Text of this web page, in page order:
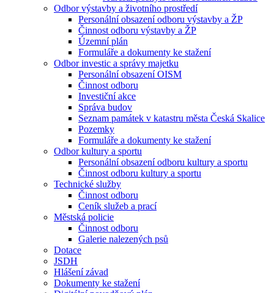
Odbor výstavby a životního prostředí
Personální obsazení odboru výstavby a ŽP
Činnost odboru výstavby a ŽP
Územní plán
Formuláře a dokumenty ke stažení
Odbor investic a správy majetku
Personální obsazení OISM
Činnost odboru
Investiční akce
Správa budov
Seznam památek v katastru města Česká Skalice
Pozemky
Formuláře a dokumenty ke stažení
Odbor kultury a sportu
Personální obsazení odboru kultury a sportu
Činnost odboru kultury a sportu
Technické služby
Činnost odboru
Ceník služeb a prací
Městská policie
Činnost odboru
Galerie nalezených psů
Dotace
JSDH
Hlášení závad
Dokumenty ke stažení